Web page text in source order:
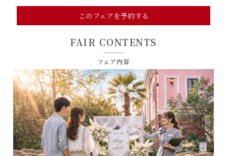
このフェアを予約する
FAIR CONTENTS
フェア内容